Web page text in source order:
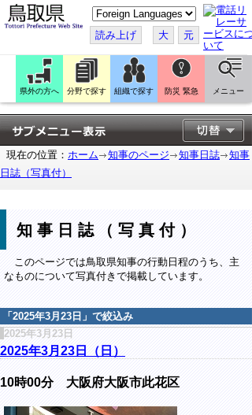
こ
の
ペ
ー
ジ
翻
訳
す
る
読み上げ 大 元
県外の方へ 分野で探す 組織で探す 防災 緊急 メニュー
現在の位置： ホーム 知事のページ 知事日誌
知事
日誌（写真付）
知事日誌（写真付）
このページでは鳥取県知事の行動日程のうち、主
なものについて写真付きで掲載しています。
「 2025年3月23日 」で絞込み
2025年3月23日
2025年3月23日（日）
10時00分 大阪府大阪市此花区